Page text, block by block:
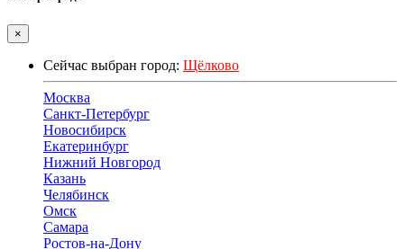
×
Сейчас выбран город: Щёлково
Москва
Санкт-Петербург
Новосибирск
Екатеринбург
Нижний Новгород
Казань
Челябинск
Омск
Самара
Ростов-на-Дону